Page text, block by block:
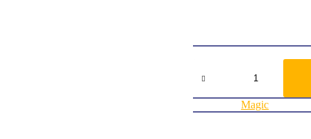
Dredger
cantidad
Categoría:Magic